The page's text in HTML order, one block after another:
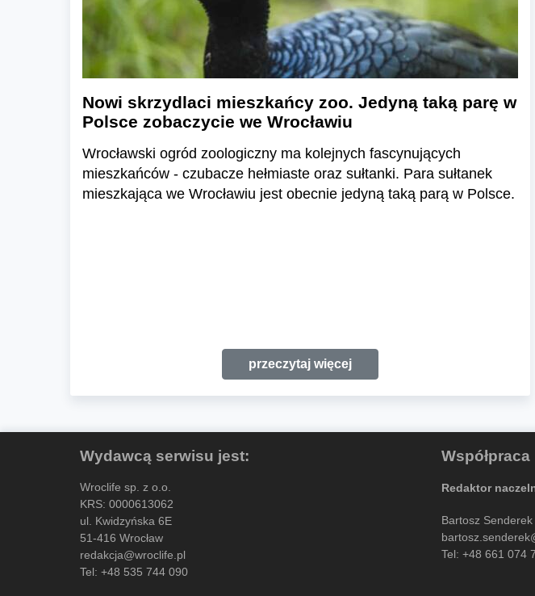
Nowi skrzydlaci mieszkańcy zoo. Jedyną taką parę w
Polsce zobaczycie we Wrocławiu
Wrocławski ogród zoologiczny ma kolejnych fascynujących
mieszkańców - czubacze hełmiaste oraz sułtanki. Para sułtanek
mieszkająca we Wrocławiu jest obecnie jedyną taką parą w Polsce.
przeczytaj więcej
Wydawcą serwisu jest:
Wroclife sp. z o.o.
KRS: 0000613062
ul. Kwidzyńska 6E
51-416 Wrocław
redakcja@wroclife.pl
Tel: +48 535 744 090
Współpraca
Redaktor
Bartosz Senderek
Tel: +48 661 074